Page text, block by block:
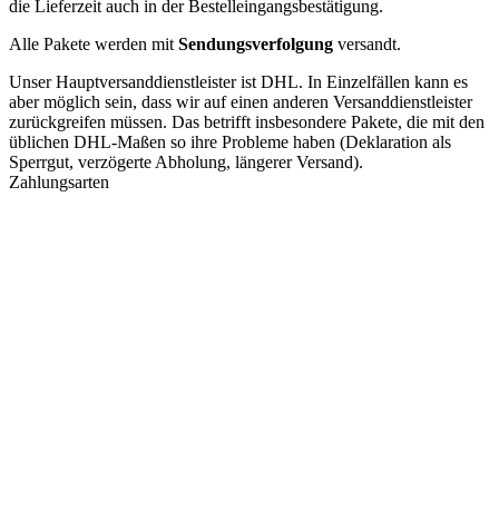
die Lieferzeit auch in der Bestelleingangsbestätigung.
Alle Pakete werden mit Sendungsverfolgung versandt.
Unser Hauptversanddienstleister ist DHL. In Einzelfällen kann es
aber möglich sein, dass wir auf einen anderen Versanddienstleister
zurückgreifen müssen. Das betrifft insbesondere Pakete, die mit den
üblichen DHL-Maßen so ihre Probleme haben (Deklaration als
Sperrgut, verzögerte Abholung, längerer Versand).
Zahlungsarten